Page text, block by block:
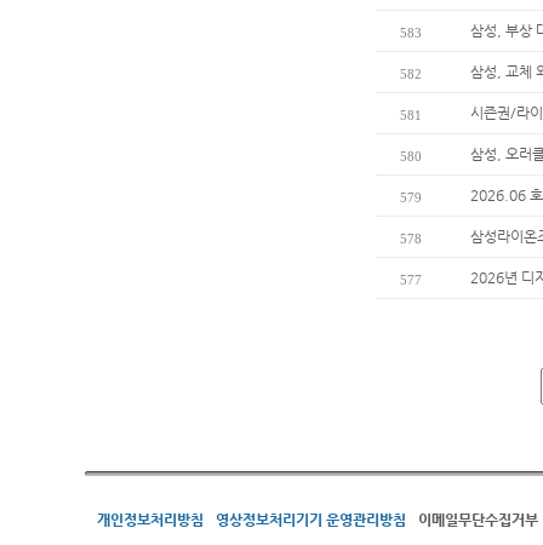
583 삼성, 부상
582 삼성, 교체
581 시즌권/라
580 삼성, 오러
579 2026.06 호
578 삼성라이온
577 2026년 디
개인정보처리방침 영상정보처리기기 운영관리방침 이메일무단수집거부